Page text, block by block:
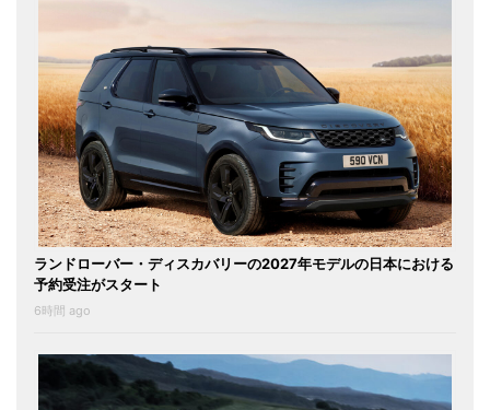
ランドローバー・ディスカバリーの2027年モデルの日本における
予約受注がスタート
6時間 ago